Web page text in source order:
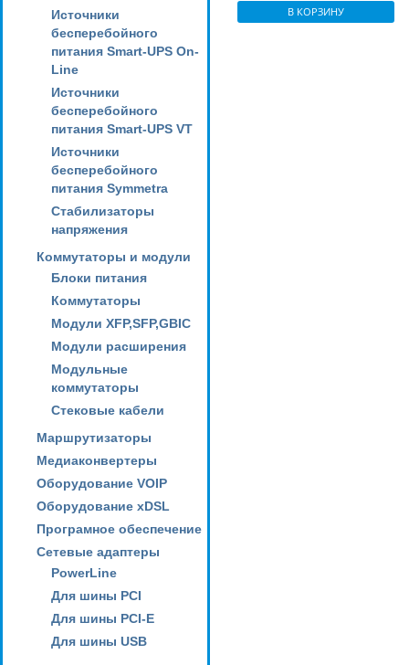
Источники
бесперебойного
питания Smart-UPS On-
Line
Источники
бесперебойного
питания Smart-UPS VT
Источники
бесперебойного
питания Symmetra
Стабилизаторы
напряжения
Коммутаторы и модули
Блоки питания
Коммутаторы
Модули XFP,SFP,GBIC
Модули расширения
Модульные
коммутаторы
Стековые кабели
Маршрутизаторы
Медиаконвертеры
Оборудование VOIP
Оборудование xDSL
Програмное обеспечение
Сетевые адаптеры
PowerLine
Для шины PCI
Для шины PCI-E
Для шины USB
В КОРЗИНУ